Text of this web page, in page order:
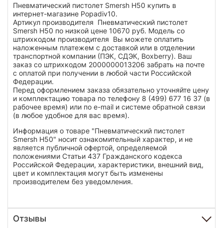
Пневматический пистолет Smersh H50 купить в
интернет-магазине Popadiv10.
Артикул производителя Пневматический пистолет
Smersh H50 по низкой цене 10670 руб. Модель со
штрихкодом производителя Вы можете оплатить
наложенным платежем с доставкой или в отделении
транспортной компании (ПЭК, СДЭК, Boxberry). Ваш
заказ со штрихкодом 2000000013206 забрать на почте
с оплатой при получении в любой части Российской
Федерации.
Перед оформлением заказа обязательно уточняйте цену
и комплектацию товара по телефону 8 (499) 677 16 37 (в
рабочее время) или по e-mail и системе обратной связи
(в любое удобное для вас время).
Информация о товаре "Пневматический пистолет
Smersh H50" носит ознакомительный характер, и не
является публичной офертой, определяемой
положениями Статьи 437 Гражданского кодекса
Российской Федерации, характеристики, внешний вид,
цвет и комплектация могут быть изменены
производителем без уведомления.
Отзывы